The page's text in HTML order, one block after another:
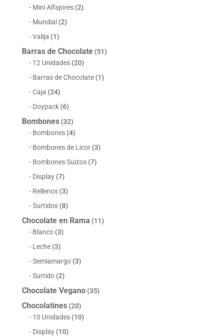
Mini Alfajores (2)
Mundial (2)
Valija (1)
Barras de Chocolate (51)
12 Unidades (20)
Barras de Chocolate (1)
Caja (24)
Doypack (6)
Bombones (32)
Bombones (4)
Bombones de Licor (3)
Bombones Suizos (7)
Display (7)
Rellenos (3)
Surtidos (8)
Chocolate en Rama (11)
Blanco (3)
Leche (3)
Semiamargo (3)
Surtido (2)
Chocolate Vegano (35)
Chocolatines (20)
10 Unidades (10)
Display (10)